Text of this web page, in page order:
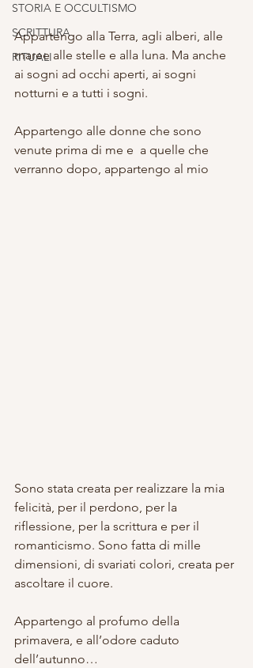
STORIA E OCCULTISMO
SCRITTURA
RITUALI
Appartengo alla Terra, agli alberi, alle
maree alle stelle e alla luna. Ma anche
ai sogni ad occhi aperti, ai sogni
notturni e a tutti i sogni.
Appartengo alle donne che sono
venute prima di me e  a quelle che
verranno dopo, appartengo al mio
Sono stata creata per realizzare la mia
felicità, per il perdono, per la
riflessione, per la scrittura e per il
romanticismo. Sono fatta di mille
dimensioni, di svariati colori, creata per
ascoltare il cuore.
Appartengo al profumo della
primavera, e all’odore caduto
dell’autunno…